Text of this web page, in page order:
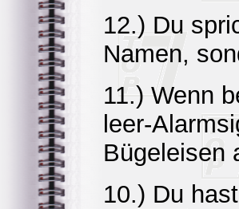
12.) Du
Namen,
11.) Wenn
leer-
Bügeleisen
10.) Du